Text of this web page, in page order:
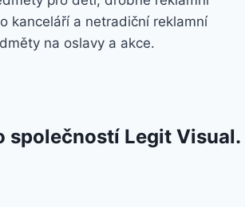
kanceláří a netradiční reklamní
na oslavy a akce.
společností Legit Visual.